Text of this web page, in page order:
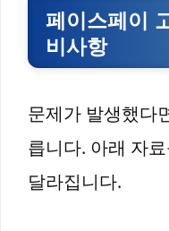
페이스페이
비사항
문제가 발생했다
릅니다. 아래 자
달라집니다.